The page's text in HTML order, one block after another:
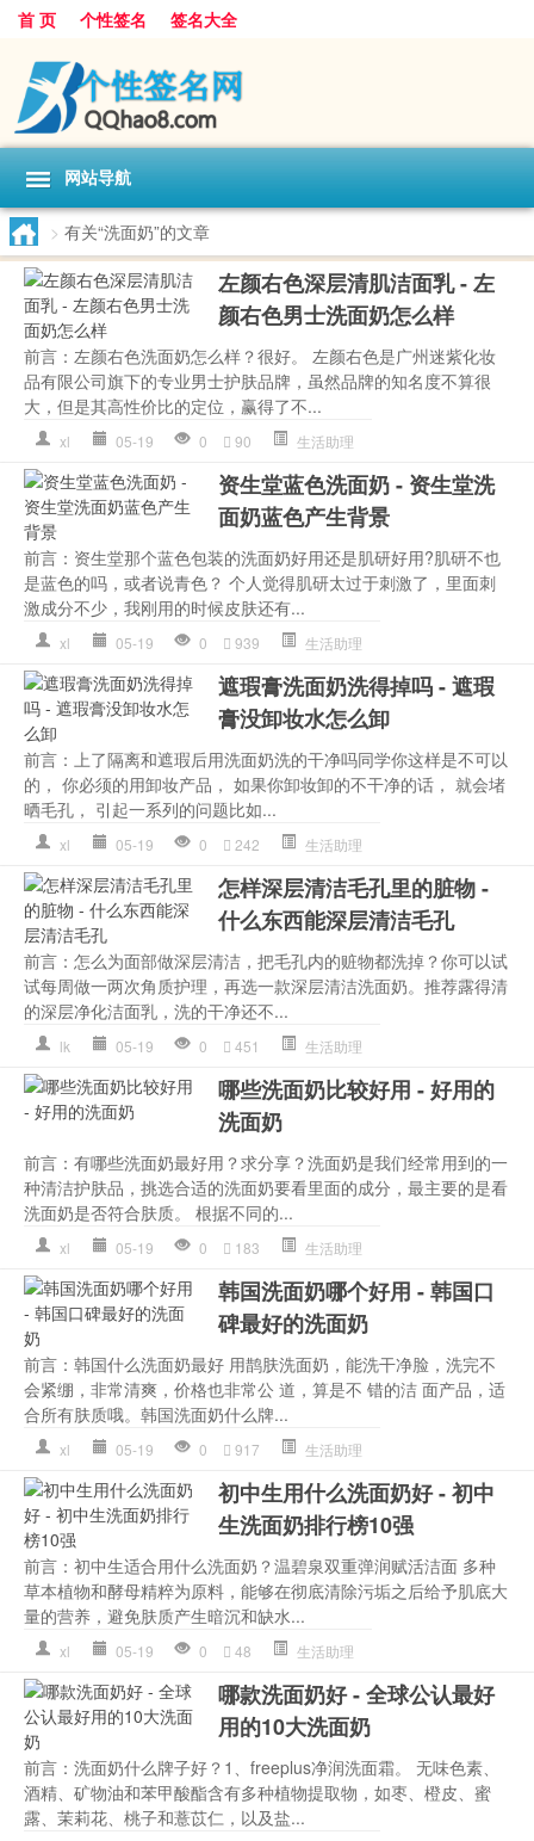
首 页 个性签名 签名大全
网站导航
> 有关“洗面奶”的文章
左颜右色深层清肌洁面乳 - 左
颜右色男士洗面奶怎么样
前言：左颜右色洗面奶怎么样？很好。 左颜右色是广州迷紫化妆
品有限公司旗下的专业男士护肤品牌，虽然品牌的知名度不算很
大，但是其高性价比的定位，赢得了不...
xl 05-19 0 90 生活助理
资生堂蓝色洗面奶 - 资生堂洗
面奶蓝色产生背景
前言：资生堂那个蓝色包装的洗面奶好用还是肌研好用?肌研不也
是蓝色的吗，或者说青色？ 个人觉得肌研太过于刺激了，里面刺
激成分不少，我刚用的时候皮肤还有...
xl 05-19 0 939 生活助理
遮瑕膏洗面奶洗得掉吗 - 遮瑕
膏没卸妆水怎么卸
前言：上了隔离和遮瑕后用洗面奶洗的干净吗同学你这样是不可以
的， 你必须的用卸妆产品， 如果你卸妆卸的不干净的话， 就会堵
晒毛孔， 引起一系列的问题比如...
xl 05-19 0 242 生活助理
怎样深层清洁毛孔里的脏物 -
什么东西能深层清洁毛孔
前言：怎么为面部做深层清洁，把毛孔内的赃物都洗掉？你可以试
试每周做一两次角质护理，再选一款深层清洁洗面奶。推荐露得清
的深层净化洁面乳，洗的干净还不...
lk 05-19 0 451 生活助理
哪些洗面奶比较好用 - 好用的
洗面奶
前言：有哪些洗面奶最好用？求分享？洗面奶是我们经常用到的一
种清洁护肤品，挑选合适的洗面奶要看里面的成分，最主要的是看
洗面奶是否符合肤质。 根据不同的...
xl 05-19 0 183 生活助理
韩国洗面奶哪个好用 - 韩国口
碑最好的洗面奶
前言：韩国什么洗面奶最好 用鹊肤洗面奶，能洗干净脸，洗完不
会紧绷，非常清爽，价格也非常公 道，算是不 错的洁 面产品，适
合所有肤质哦。韩国洗面奶什么牌...
xl 05-19 0 917 生活助理
初中生用什么洗面奶好 - 初中
生洗面奶排行榜10强
前言：初中生适合用什么洗面奶？温碧泉双重弹润赋活洁面 多种
草本植物和酵母精粹为原料，能够在彻底清除污垢之后给予肌底大
量的营养，避免肤质产生暗沉和缺水...
xl 05-19 0 48 生活助理
哪款洗面奶好 - 全球公认最好
用的10大洗面奶
前言：洗面奶什么牌子好？1、freeplus净润洗面霜。 无味色素、
酒精、矿物油和苯甲酸酯含有多种植物提取物，如枣、橙皮、蜜
露、茉莉花、桃子和薏苡仁，以及盐...